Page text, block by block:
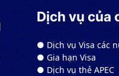
Dịch vụ của
● Dịch vụ Visa các
● Gia hạn Visa
● Dịch vụ thẻ APEC